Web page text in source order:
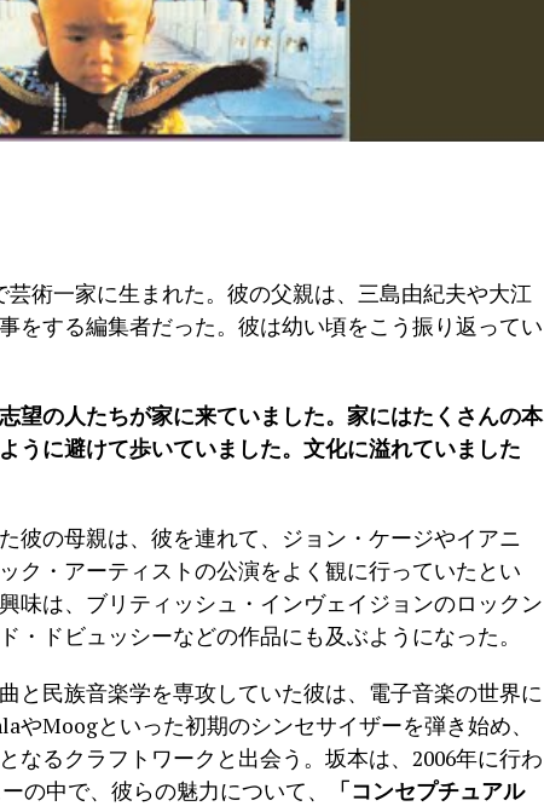
芸術一家に生まれた。彼の父親は、三島由紀夫や大江
をする編集者だった。彼は幼い頃をこう振り返ってい
望の人たちが家に来ていました。家にはたくさんの本
うに避けて歩いていました。文化に溢れていました
彼の母親は、彼を連れて、ジョン・ケージやイアニ
ク・アーティストの公演をよく観に行っていたとい
味は、ブリティッシュ・インヴェイジョンのロックン
・ドビュッシーなどの作品にも及ぶようになった。
と民族音楽学を専攻していた彼は、電子音楽の世界に
やMoogといった初期のシンセサイザーを弾き始め、
なるクラフトワークと出会う。坂本は、2006年に行わ
の中で、彼らの魅力について、
「コンセプチュアル